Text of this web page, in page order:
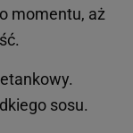
momentu, aż
sosu.